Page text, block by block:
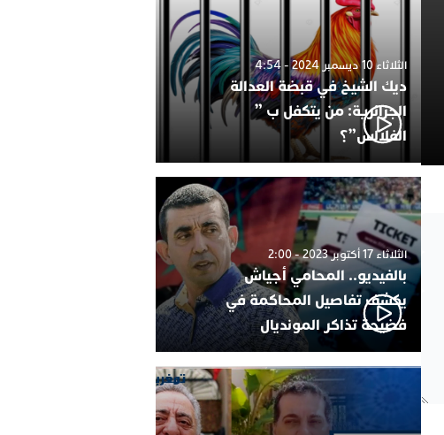
الثلاثاء 10 ديسمبر 2024 - 4:54
ديك الشيخ في قبضة العدالة
الجزائرية: من يتكفل ب ”
الفلالس”؟
الثلاثاء 17 أكتوبر 2023 - 2:00
بالفيديو.. المحامي أجياش
يكشف تفاصيل المحاكمة في
فضيحة تذاكر المونديال